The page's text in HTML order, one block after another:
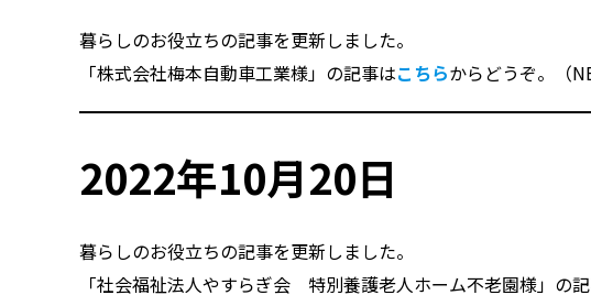
暮らしのお役立ちの記事を更新しました。
「株式会社梅本自動車工業様」の記事はこちらからどうぞ。（
2022年10月20日
暮らしのお役立ちの記事を更新しました。
「社会福祉法人やすらぎ会 特別養護老人ホーム不老園様」の